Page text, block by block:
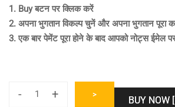
1. Buy बटन पर क्लिक करें
2. अपना भुगतान विकल्प चुनें और अपना भुगतान पूरा
3. एक बार पेमेंट पूरा होने के बाद आपको नोट्स ईमेल
-
UGC+ >
BUY NOW